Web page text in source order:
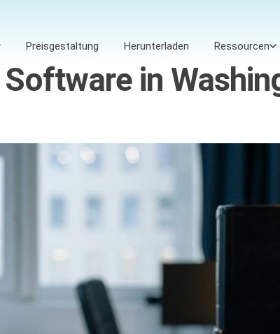
Preisgestaltung Herunterladen Ressourcen
in